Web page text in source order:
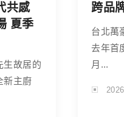
共感
夏季
生故居的
新主廚
跨品
台北萬
去年首
月...